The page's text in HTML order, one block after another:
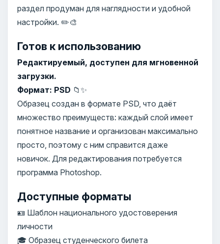
раздел продуман для наглядности и удобной
настройки. ✏️🎨
Готов к использованию
Редактируемый, доступен для мгновенной
загрузки.
Формат: PSD 📁✨
Образец создан в формате PSD, что даёт
множество преимуществ: каждый слой имеет
понятное название и организован максимально
просто, поэтому с ним справится даже
новичок. Для редактирования потребуется
программа Photoshop.
Доступные форматы
🪪 Шаблон национального удостоверения
личности
🎓 Образец студенческого билета